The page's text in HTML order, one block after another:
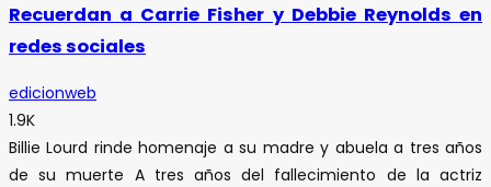
Recuerdan a Carrie Fisher y Debbie Reynolds en
redes sociales
edicionweb
1.9K
Billie Lourd rinde homenaje a su madre y abuela a tres años
de su muerte A tres años del fallecimiento de la actriz